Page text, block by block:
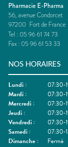
Pharmacie E-Pharma
56, avenue Condorcet
97200 Fort de France
Tel : 05 96 61 74 73
Fax : 05 96 61 53 33
NOS HORAIRES
Lundi :
07:30-
Mardi :
07:30-
Mercredi :
07:30-
Jeudi :
07:30-
Vendredi :
07:30-
Samedi :
07:30-
Dimanche : Fermé